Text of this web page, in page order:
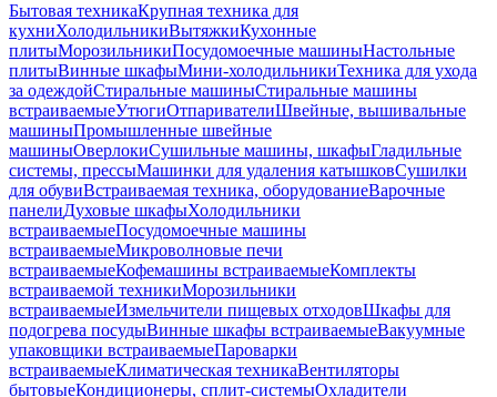
Бытовая техникаКрупная техника для
кухниХолодильникиВытяжкиКухонные
плитыМорозильникиПосудомоечные машиныНастольные
плитыВинные шкафыМини-холодильникиТехника для ухода
за одеждойСтиральные машиныСтиральные машины
встраиваемыеУтюгиОтпаривателиШвейные, вышивальные
машиныПромышленные швейные
машиныОверлокиСушильные машины, шкафыГладильные
системы, прессыМашинки для удаления катышковСушилки
для обувиВстраиваемая техника, оборудованиеВарочные
панелиДуховые шкафыХолодильники
встраиваемыеПосудомоечные машины
встраиваемыеМикроволновые печи
встраиваемыеКофемашины встраиваемыеКомплекты
встраиваемой техникиМорозильники
встраиваемыеИзмельчители пищевых отходовШкафы для
подогрева посудыВинные шкафы встраиваемыеВакуумные
упаковщики встраиваемыеПароварки
встраиваемыеКлиматическая техникаВентиляторы
бытовыеКондиционеры, сплит-системыОхладители